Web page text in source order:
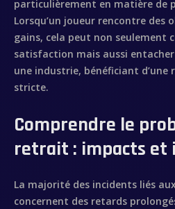
particulièrement en matière de
Lorsqu’un joueur rencontre des
gains, cela peut non seulement
satisfaction mais aussi
une industrie, bénéficiant d’une
stricte.
Comprendre le
retrait : impacts et
La majorité des incidents liés
concernent des retards